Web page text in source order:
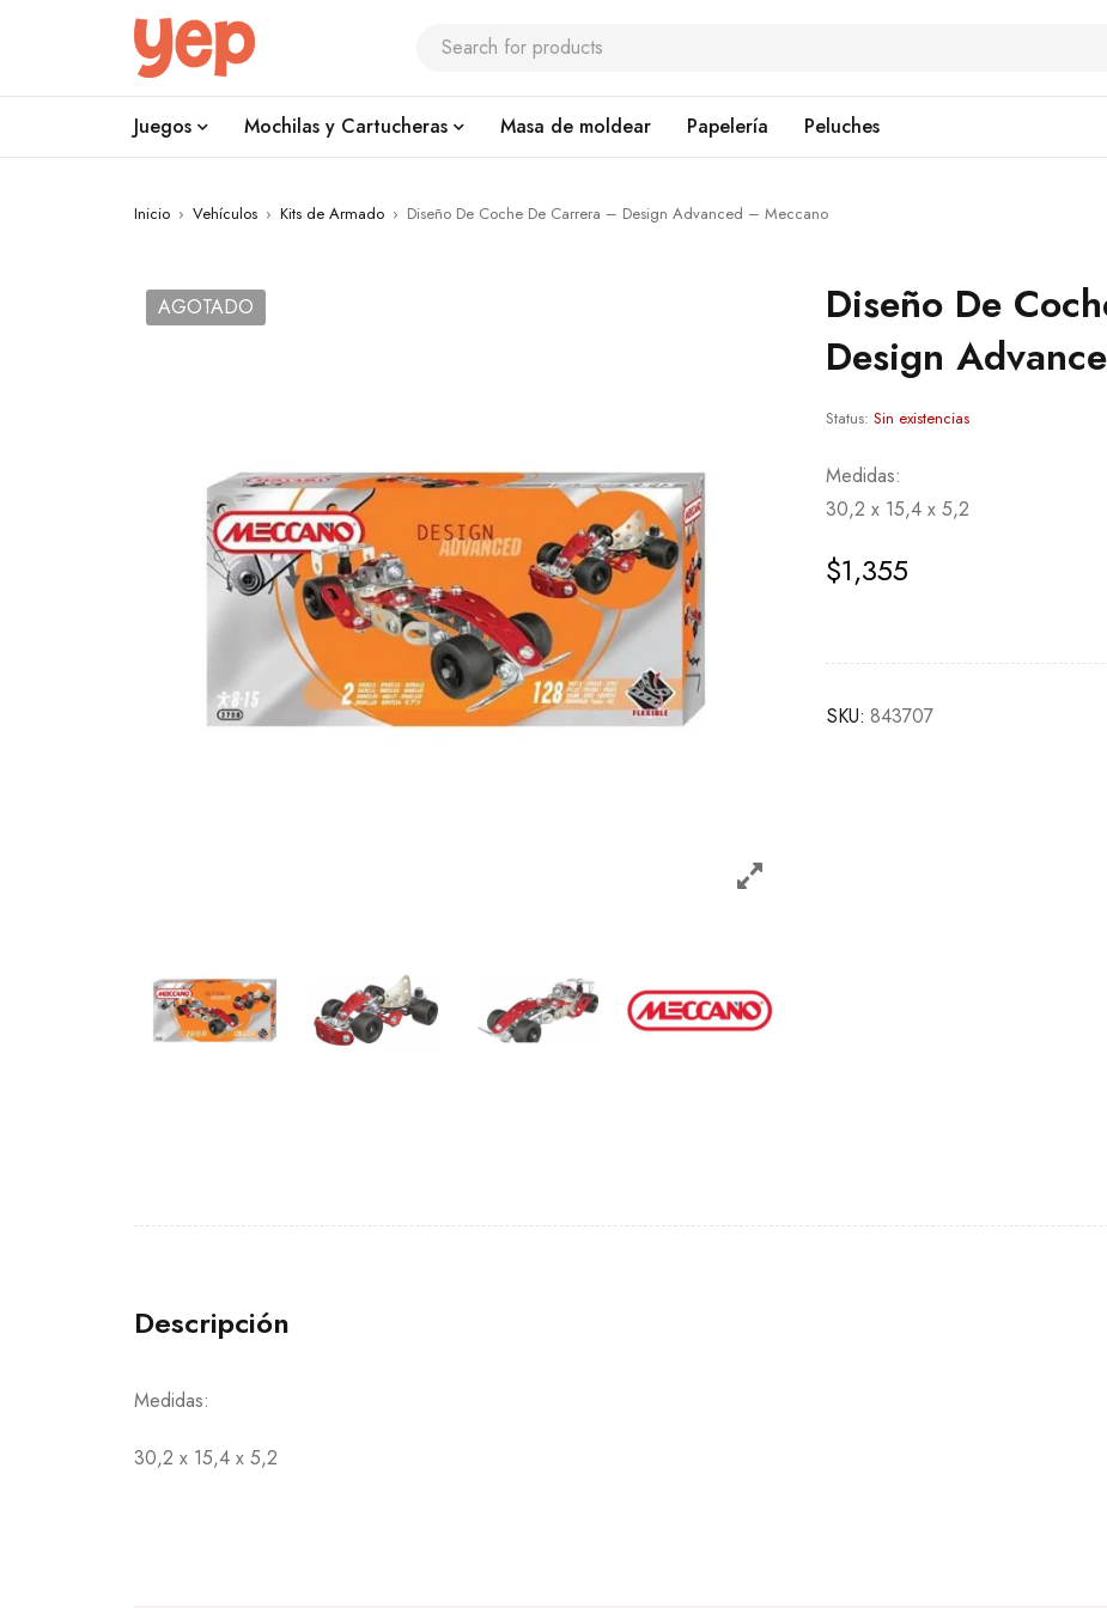
Juegos Mochilas y Cartucheras Masa de moldear Papelería Peluches
Inicio › Vehículos › Kits de Armado › Diseño De Coche De Carrera – Design Advanced – Meccano
AGOTADO
Diseño De
Design
Status: Sin existencias
Medidas:
30,2 x 15,4 x 5,2
$1,355
SKU: 843707
Descripción
Medidas:
30,2 x 15,4 x 5,2